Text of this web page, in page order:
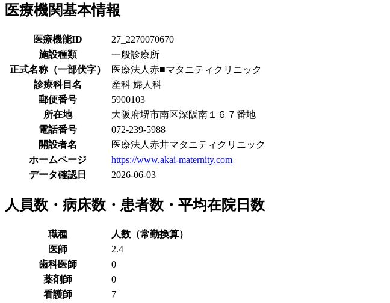
医療機関基本情報
医療機能ID
27_2270070670
施設種類
一般診療所
正式名称（一部伏字）
医療法人赤■マタニティクリニック
診療科目名
産科 婦人科
郵便番号
5900103
所在地
大阪府堺市南区深阪南１６７番地
電話番号
072-239-5988
開設者名
医療法人赤井マタニティクリニック
ホームページ
https://www.akai-maternity.com
データ確認日
2026-06-03
人員数・病床数・患者数・平均在院日数
職種
人数（常勤換算）
医師
2.4
歯科医師
0
薬剤師
0
看護師
7